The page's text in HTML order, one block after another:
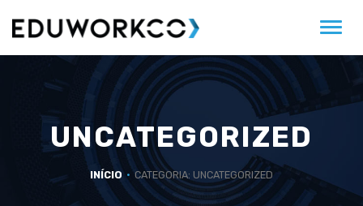
UNCATEGORIZED
INÍCIO CATEGORIA: UNCATEGORIZED